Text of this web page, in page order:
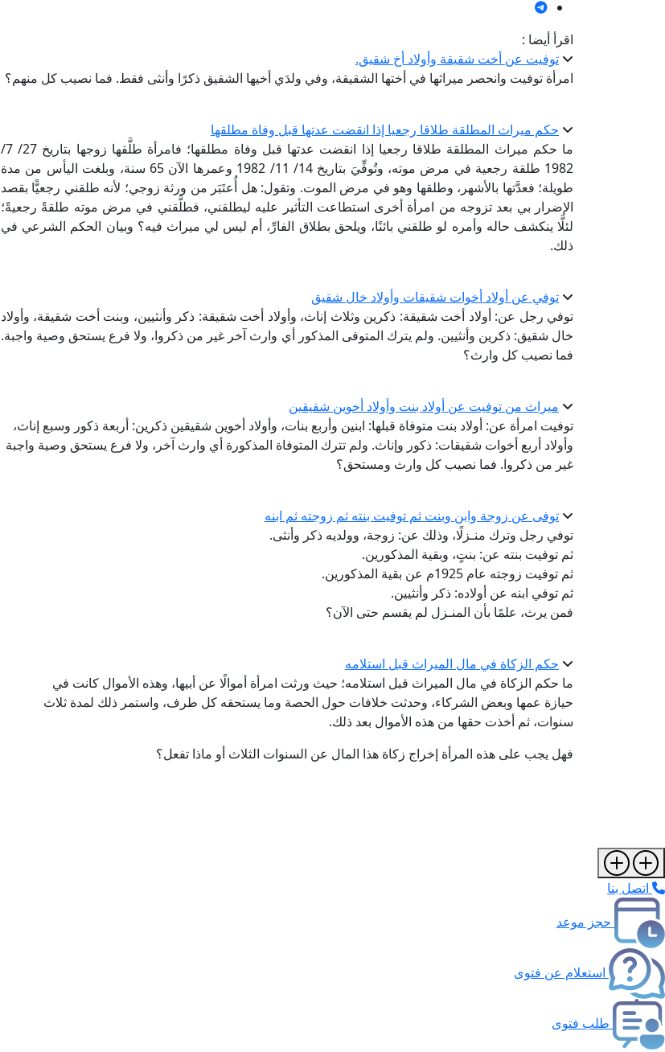
اقرأ أيضا :
توفيت عن أخت شقيقة وأولاد أخ شقيق.
امرأة توفيت وانحصر ميراثها في أختها الشقيقة، وفي ولدَي أخيها الشقيق ذكرًا وأنثى فقط. فما نصيب كل منهم؟
حكم ميراث المطلقة طلاقا رجعيا إذا انقضت عدتها قبل وفاة مطلقها
ما حكم ميراث المطلقة طلاقا رجعيا إذا انقضت عدتها قبل وفاة مطلقها؛ فامرأة طلَّقها زوجها بتاريخ 27/ 7/
1982 طلقة رجعية في مرض موته، وتُوفِّيَ بتاريخ 14/ 11/ 1982 وعمرها الآن 65 سنة، وبلغت اليأس من مدة
طويلة؛ فعدَّتها بالأشهر، وطلقها وهو في مرض الموت. وتقول: هل أُعتَبَر من ورثة زوجي؛ لأنه طلقني رجعيًّا بقصد
الإضرار بي بعد تزوجه من امرأة أخرى استطاعت التأثير عليه ليطلقني، فطلَّقني في مرض موته طلقةً رجعيةً؛
لئلَّا ينكشف حاله وأمره لو طلقني بائنًا، ويلحق بطلاق الفارِّ، أم ليس لي ميراث فيه؟ وبيان الحكم الشرعي في
ذلك.
توفي عن أولاد أخوات شقيقات وأولاد خال شقيق
توفي رجل عن: أولاد أخت شقيقة: ذكرين وثلاث إناث، وأولاد أخت شقيقة: ذكر وأنثيين، وبنت أخت شقيقة، وأولاد
خال شقيق: ذكرين وأنثيين. ولم يترك المتوفى المذكور أي وارث آخر غير من ذكروا، ولا فرع يستحق وصية واجبة.
فما نصيب كل وارث؟
ميراث من توفيت عن أولاد بنت وأولاد أخوين شقيقين
توفيت امرأة عن: أولاد بنت متوفاة قبلها: ابنين وأربع بنات، وأولاد أخوين شقيقين ذكرين: أربعة ذكور وسبع إناث،
وأولاد أربع أخوات شقيقات: ذكور وإناث. ولم تترك المتوفاة المذكورة أي وارث آخر، ولا فرع يستحق وصية واجبة
غير من ذكروا. فما نصيب كل وارث ومستحق؟
توفى عن زوجة وابن وبنت ثم توفيت بنته ثم زوجته ثم ابنه
توفي رجل وترك منـزلًا، وذلك عن: زوجة، وولديه ذكر وأنثى.
ثم توفيت بنته عن: بنتٍ، وبقية المذكورين.
ثم توفيت زوجته عام 1925م عن بقية المذكورين.
ثم توفي ابنه عن أولاده: ذكر وأنثيين.
فمن يرث، علمًا بأن المنـزل لم يقسم حتى الآن؟
حكم الزكاة في مال الميراث قبل استلامه
ما حكم الزكاة في مال الميراث قبل استلامه؛ حيث ورثت امرأة أموالًا عن أبيها، وهذه الأموال كانت في
حيازة عمها وبعض الشركاء، وحدثت خلافات حول الحصة وما يستحقه كل طرف، واستمر ذلك لمدة ثلاث
سنوات، ثم أخذت حقها من هذه الأموال بعد ذلك.
فهل يجب على هذه المرأة إخراج زكاة هذا المال عن السنوات الثلاث أو ماذا تفعل؟
اتصل بنا
حجز موعد
استعلام عن فتوى
طلب فتوى